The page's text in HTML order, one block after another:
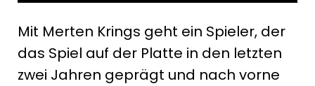
Mit Merten Krings geht ein Spieler, der
das Spiel auf der Platte in den letzten
zwei Jahren geprägt und nach vorne